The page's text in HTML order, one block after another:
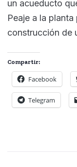
un acueducto
Peaje a la
construcción de
Compartir:
Facebook
Telegram